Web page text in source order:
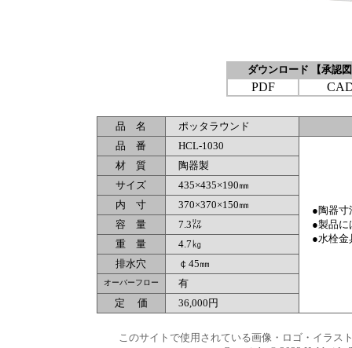
ダウンロード 【承認
PDF
品 名
ポッタラウンド
品 番
HCL-1030
●陶器寸
●製品に
●水栓金
材 質
陶器製
サイズ
435×435×190㎜
内 寸
370×370×150㎜
容 量
7.3㍑
重 量
4.7㎏
排水穴
￠45㎜
オーバーフロー
有
定 価
36,000円
このサイトで使用されている画像・ロゴ・イラス